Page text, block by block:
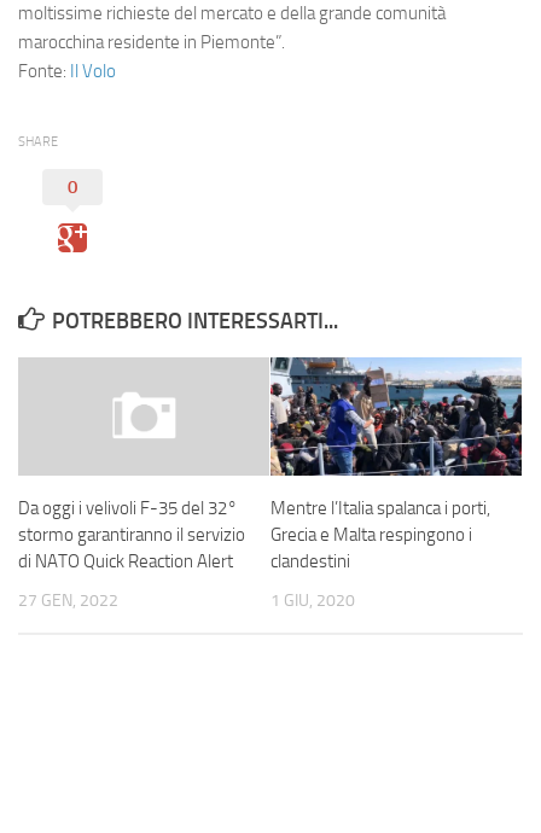
moltissime richieste del mercato e della grande comunità
marocchina residente in Piemonte”.
Fonte: Il Volo
SHARE
0
POTREBBERO INTERESSARTI...
Da oggi i velivoli F-35 del 32°
stormo garantiranno il servizio
di NATO Quick Reaction Alert
27 GEN, 2022
Mentre l’Italia spalanca i porti,
Grecia e Malta respingono i
clandestini
1 GIU, 2020